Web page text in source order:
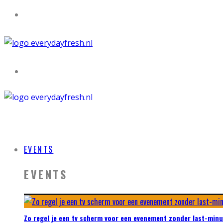
EVENTS
EVENTS
Zo regel je een tv scherm voor een evenement zonder last-